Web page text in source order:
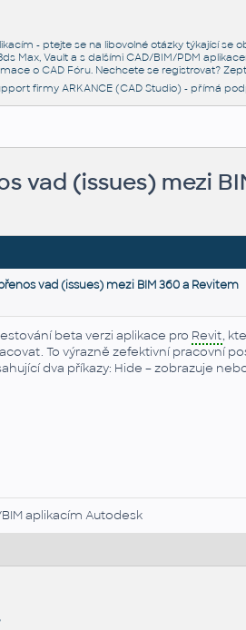
- ptejte se na libovolné otázky týkající se
Max, Vault a s dalšími CAD/BIM/PDM
o CAD Fóru. Nechcete se registrovat?
firmy ARKANCE (CAD Studio) - přímá
vad (issues) mezi
vad (issues) mezi BIM 360 a Revitem
beta verzi aplikace pro Revit,
To výrazně zefektivní pracovní
dva příkazy: Hide – zobrazuje
aplikacím Autodesk